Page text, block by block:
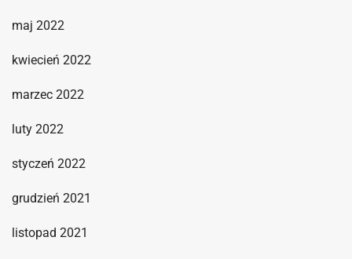
maj 2022
kwiecień 2022
marzec 2022
luty 2022
styczeń 2022
grudzień 2021
listopad 2021